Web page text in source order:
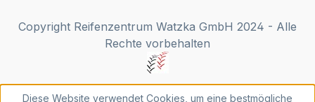
Copyright Reifenzentrum Watzka GmbH 2024 - Alle
Rechte vorbehalten
Diese Website verwendet Cookies, um eine bestmögliche